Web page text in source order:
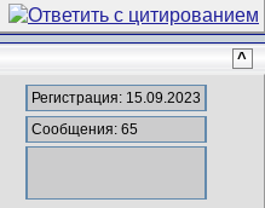
^
Регистрация: 15.09.2023
Сообщения: 65